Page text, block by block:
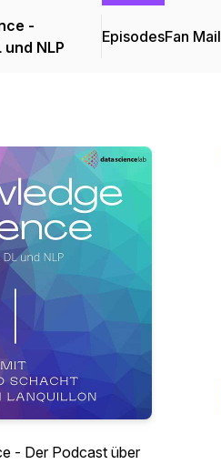
-
NLP
EpisodesFan Mail
- Der Podcast über